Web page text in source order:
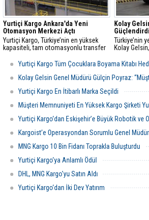
Yurtiçi Kargo Ankara'da Yeni
Otomasyon Merkezi Açtı
Yurtiçi Kargo, Türkiye’nin en yüksek
kapasiteli, tam otomasyonlu transfer
Kolay
Güçlendirdi
Türkiye’nin
Kolay
294 adet
dahil eden
genelindeki
Yurtiçi Kargo Tüm Çocuklara Boyama Kitabı
Kolay Gelsin Genel Müdürü Gülçin Poyraz:
Yurtiçi Kargo En İtibarlı Marka Seçildi
Müşteri Memnuniyeti En Yüksek Kargo Şirketi
Yurtiçi Kargo’dan Eskişehir’e Büyük Robotik ve
Kargoist’e Operasyondan Sorumlu Genel Müdür
MNG Kargo 10 Bin Fidanı Toprakla Buluşturdu
Yurtiçi Kargo’ya Anlamlı Ödül
DHL, MNG Kargo'yu Satın Aldı
Yurtiçi Kargo’dan İki Dev Yatırım